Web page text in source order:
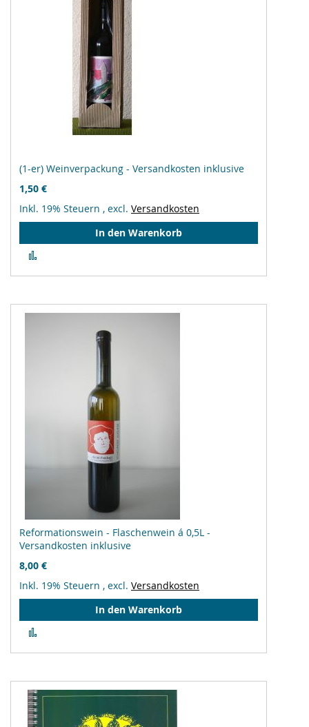
(1-er) Weinverpackung - Versandkosten inklusive
1,50 €
Inkl. 19% Steuern , excl. Versandkosten
In den Warenkorb
hinzufügen
Reformationswein - Flaschenwein á 0,5L -
Versandkosten inklusive
8,00 €
Inkl. 19% Steuern , excl. Versandkosten
In den Warenkorb
hinzufügen